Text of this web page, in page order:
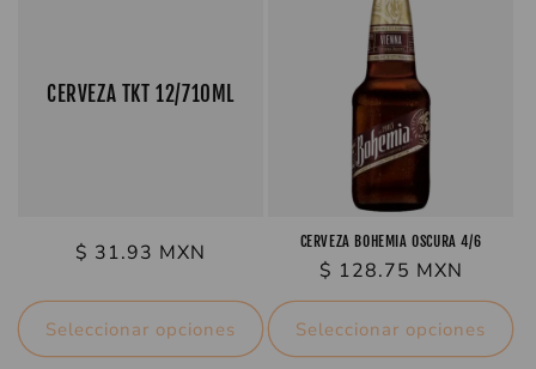
CERVEZA TKT 12/710ML
Precio
$ 31.93 MXN
Seleccionar opciones
CERVEZA BOHEMIA OSCURA 4/6
Precio
habitual
$ 128.75 MXN
Seleccionar opciones